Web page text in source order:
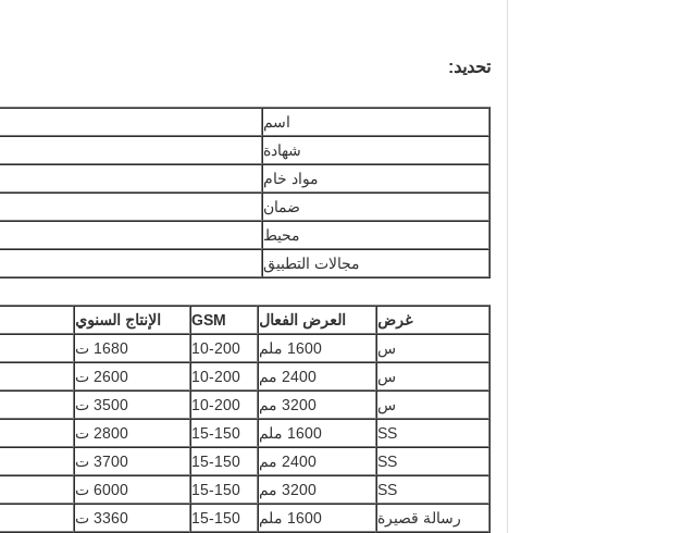
تحديد:
اسم
شهادة
مواد خام
ضمان
محيط
مجالات التطبيق
غرض العرض الفعال GSM الإنتاج السنوي
س
1600 ملم 10-200 1680 ت
س
2400 مم 10-200 2600 ت
س
3200 مم 10-200 3500 ت
SS
1600 ملم 15-150 2800 ت
SS
2400 مم 15-150 3700 ت
SS
3200 مم 15-150 6000 ت
رسالة قصيرة
1600 ملم 15-150 3360 ت